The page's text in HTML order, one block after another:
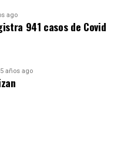
ago
941 casos de Covid
5 años ago